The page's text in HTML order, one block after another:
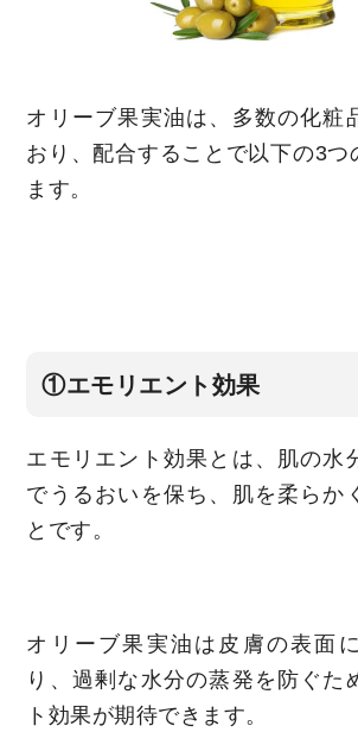
オリーブ果実油は、多数の化粧
おり、配合することで以下の3つ
ます。
①エモリエント効果
エモリエント効果とは、肌の水
でうるおいを保ち、肌を柔らか
とです。
オリーブ果実油は皮膚の表面
り、過剰な水分の蒸発を防ぐた
ト効果が期待できます。